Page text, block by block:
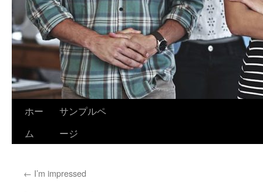
ホー
ム
サンプルペ
ージ
← I’m impressed